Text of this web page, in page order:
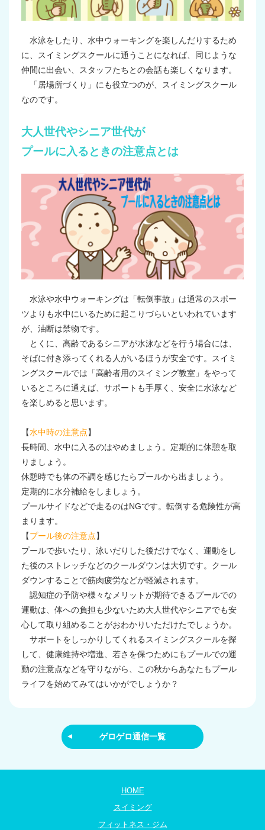
水泳をしたり、水中ウォーキングを楽しんだりするため
に、スイミングスクールに通うことになれば、同じような
仲間に出会い、スタッフたちとの会話も楽しくなります。
「居場所づくり」にも役立つのが、スイミングスクール
なのです。
大人世代やシニア世代が
プールに入るときの注意点とは
水泳や水中ウォーキングは「転倒事故」は通常のスポー
ツよりも水中にいるために起こりづらいといわれています
が、油断は禁物です。
とくに、高齢であるシニアが水泳などを行う場合には、
そばに付き添ってくれる人がいるほうが安全です。スイミ
ングスクールでは「高齢者用のスイミング教室」をやって
いるところに通えば、サポートも手厚く、安全に水泳など
を楽しめると思います。
【水中時の注意点】
長時間、水中に入るのはやめましょう。定期的に休憩を取
りましょう。
休憩時でも体の不調を感じたらプールから出ましょう。
定期的に水分補給をしましょう。
プールサイドなどで走るのはNGです。転倒する危険性が高
まります。
【プール後の注意点】
プールで歩いたり、泳いだりした後だけでなく、運動をし
た後のストレッチなどのクールダウンは大切です。クール
ダウンすることで筋肉疲労などが軽減されます。
認知症の予防や様々なメリットが期待できるプールでの
運動は、体への負担も少ないため大人世代やシニアでも安
心して取り組めることがおわかりいただけたでしょうか。
サポートをしっかりしてくれるスイミングスクールを探
して、健康維持や増進、若さを保つためにもプールでの運
動の注意点などを守りながら、この秋からあなたもプール
ライフを始めてみてはいかがでしょうか？
ゲロゲロ通信一覧
HOME
スイミング
フィットネス・ジム